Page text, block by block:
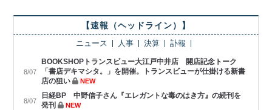
【速報（ヘッドライン）】
ニュース 人事 決算 訃報
8/07
BOOKSHOPトランスビュー大江戸中井店 開店記念トーク
「書店デキマシタ。」を開催。トランスビューが仕掛ける新書
店の狙い
NEW
8/07
日経BP 中野信子さん『エレガントな毒のはき方』の続刊を
発刊
NEW